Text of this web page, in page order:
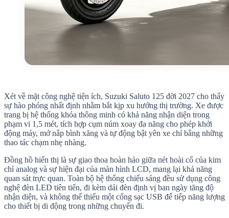
Xét về mặt công nghệ tiện ích, Suzuki Saluto 125 đời 2027 cho thấy
sự hào phóng nhất định nhằm bắt kịp xu hướng thị trường. Xe được
trang bị hệ thống khóa thông minh có khả năng nhận diện trong
phạm vi 1,5 mét, tích hợp cụm núm xoay đa năng cho phép khởi
động máy, mở nắp bình xăng và tự động bật yên xe chỉ bằng những
thao tác chạm nhẹ nhàng.
Đồng hồ hiển thị là sự giao thoa hoàn hảo giữa nét hoài cổ của kim
chỉ analog và sự hiện đại của màn hình LCD, mang lại khả năng
quan sát trực quan. Toàn bộ hệ thống chiếu sáng đều sử dụng công
nghệ đèn LED tiên tiến, đi kèm dải đèn định vị ban ngày tăng độ
nhận diện, và không thể thiếu một cổng sạc USB để tiếp năng lượng
cho thiết bị di động trong những chuyến đi.